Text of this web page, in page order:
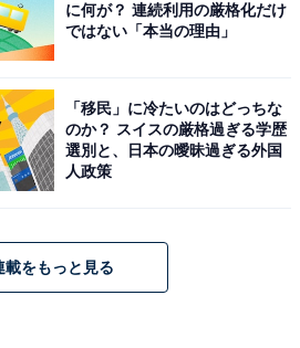
阪府）などというコメントが寄せ
マです
二 プロフィール
はeSportsの試合観戦が楽しみで
に何が？ 連続利用の厳格化だけ
ではない「本当の理由」
「移民」に冷たいのはどっちな
のか？ スイスの厳格過ぎる学歴
選別と、日本の曖昧過ぎる外国
人政策
載をもっと見る